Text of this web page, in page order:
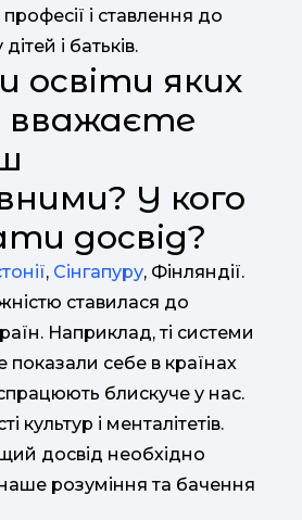
професії і ставлення до
і батьків.
освіти яких
вважаєте
У кого
досвід?
, Сінгапуру, Фінляндії.
ставилася до
Наприклад, ті системи
показали себе в країнах
блискуче у нас.
культур і менталітетів.
досвід необхідно
розуміння та бачення